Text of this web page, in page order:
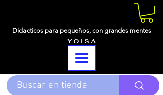
Didacticos para pequeños, con grandes mentes
Y O I S A